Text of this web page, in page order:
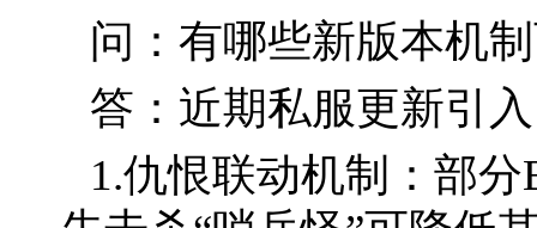
问：有哪些新版本机
答：近期私服更新引
1.仇恨联动机制：部